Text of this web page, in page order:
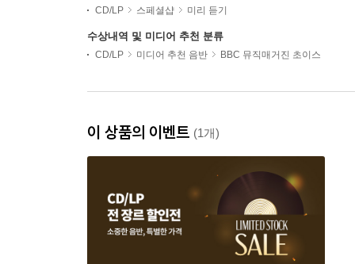
CD/LP
스페셜샵 미리 듣기
수상내역 및 미디어 추천 분류
CD/LP 미디어 추천 음반 BBC 뮤직매거진 초이스
이 상품의 이벤트 (1개)